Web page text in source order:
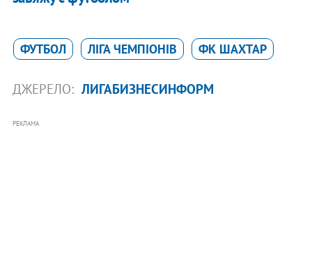
ФУТБОЛ ЛІГА ЧЕМПІОНІВ ФК ШАХТАР
ДЖЕРЕЛО: ЛИГАБИЗНЕСИНФОРМ
РЕКЛАМА